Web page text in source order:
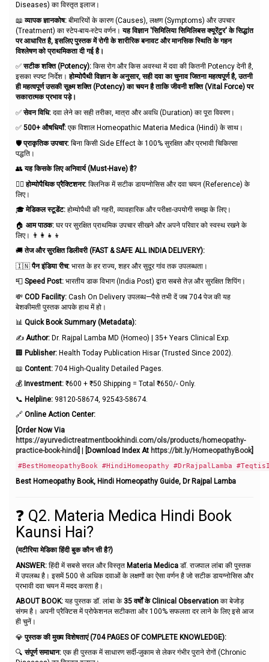
Diseases) का विस्तृत इलाज।
📖व्यापक ज्ञानकोष: बीमारियों के कारण (Causes), लक्षण (Symptoms) और उपचार
(Treatment) का स्टेप-बाय-स्टेप वर्णन।यह विज्ञान 'सिमिलिया सिमिलिबस क्यूरेंटुर' के सिद्धांत
पर आधारित है, इसलिए पुस्तक में रोगी के शारीरिक बनावट और मानसिक स्थिति के गहन
विश्लेषण को प्राथमिकता दी गई है।
✅सटीक शक्ति (Potency): किस रोग और किस अवस्था में दवा की कितनी Potency देनी है,
इसका स्पष्ट निर्देश।होम्योपैथी विज्ञान के अनुसार, सही दवा का चुनाव जितना महत्वपूर्ण है, उतनी
ही महत्वपूर्ण उसकी सूक्ष्म शक्ति (Potency) का चयन है ताकि जीवनी शक्ति (Vital Force) पर
सकारात्मक प्रभाव पड़े।
✅सेवन विधि: दवा लेने का सही तरीका, मात्रा और अवधि (Duration) का पूरा विवरण।
✅ 500+ औषधियाँ: एक विशाल Homeopathic Materia Medica (Hindi) के साथ।
🛡️प्राकृतिक उपचार: बिना किसी Side Effect के 100% सुरक्षित और प्रभावी चिकित्सा
पद्धति।
👥यह किसके लिए अनिवार्य (Must-Have) है?
👨‍⚕️होम्योपैथिक प्रैक्टिशनर: क्लिनिक में सटीक डायग्नोसिस और दवा चयन (Reference) के
लिए।
🎓मेडिकल स्टूडेंट: होम्योपैथी की गहरी, व्यावहारिक और परीक्षा-उपयोगी समझ के लिए।
🏠 आम पाठक: घर पर सुरक्षित प्राथमिक उपचार सीखने और अपने परिवार को स्वस्थ रखने के
लिए। 👨‍👩‍👧‍👦
🚚तेज और सुरक्षित डिलीवरी (FAST & SAFE ALL INDIA DELIVERY):
🇮🇳पैन इंडिया रीच: भारत के हर राज्य, शहर और सुदूर गांव तक उपलब्धता।
📮 Speed Post: भारतीय डाक विभाग (India Post) द्वारा सबसे तेज़ और सुरक्षित शिपिंग।
💸 COD Facility: Cash On Delivery उपलब्ध—पैसे तभी दें जब 704 पेज की यह
बेशकीमती पुस्तक आपके हाथ में हो।
📊 Quick Book Summary (Metadata):
✍️ Author: Dr. Rajpal Lamba MD (Homeo) | 35+ Years Clinical Exp.
🏢 Publisher: Health Today Publication Hisar (Trusted Since 2002).
📖 Content: 704 High-Quality Detailed Pages.
💰 Investment: ₹600 + ₹50 Shipping = Total ₹650/- Only.
📞 Helpline: 98120-58674, 92543-58674.
🔗 Online Action Center:
[Order Now Via
https://ayurvedictreatmentbookhindi.com/ols/products/homeopathy-
practice-book-hindi | [Download Index At https://bit.ly/HomeopathyBook]
#BestHomeopathyBook #HindiHomeopathy #DrRajpalLamba
Best Homeopathy Book, Hindi Homeopathy Guide, Dr Rajpal Lamba
❓ Q2. Materia Medica Hindi Book
Kaunsi Hai?
(मटीरिया मेडिका हिंदी बुक कौन सी है?)
ANSWER: हिंदी में सबसे सरल और विस्तृत Materia Medica डॉ. राजपाल लांबा की पुस्तक
में उपलब्ध है। इसमें 500 से अधिक दवाओं के लक्षणों का ऐसा वर्णन है जो सटीक डायग्नोसिस और
प्रभावी दवा चयन में मदद करता है।
ABOUT BOOK: यह पुस्तक डॉ. लांबा के 35 वर्षों के Clinical Observation का बेजोड़
संगम है। अपनी प्रैक्टिस में प्रोफेशनल सटीकता और 100% सफलता दर लाने के लिए इसे आज
ही चुनें।
💎पुस्तक की मुख्य विशेषताएं (704 PAGES OF COMPLETE KNOWLEDGE):
🔍संपूर्ण समाधान: एक ही पुस्तक में साधारण सर्दी-जुकाम से लेकर गंभीर पुराने रोगों (Chronic